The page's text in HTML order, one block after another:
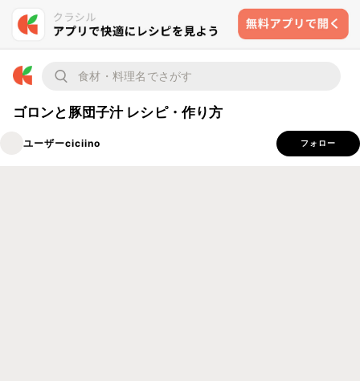
ゴロンと豚団子汁 レシピ・作り方
ユーザーciciino フォロー